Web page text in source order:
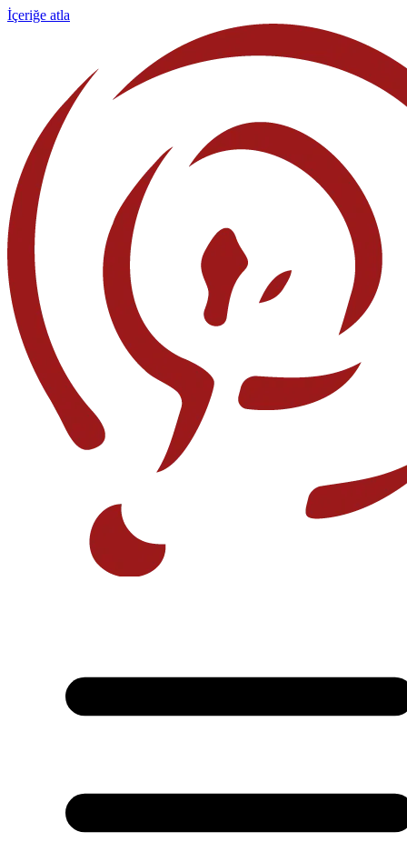
İçeriğe atla